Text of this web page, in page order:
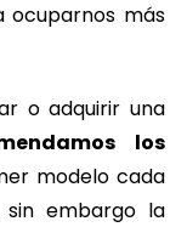
ocuparnos más
o adquirir una
los
modelo cada
embargo la